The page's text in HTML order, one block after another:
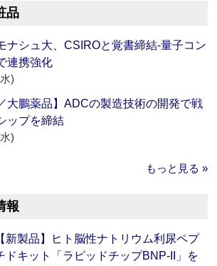
品
ナシュ大、CSIROと覚書締結‐量子コン
連携強化
)
大鵬薬品】ADCの製造技術の開発で戦
ップを締結
)
もっと見る »
報
【新製品】ヒト脳性ナトリウム利尿ペプ
ドキット「ラピッドチップBNP-II」を